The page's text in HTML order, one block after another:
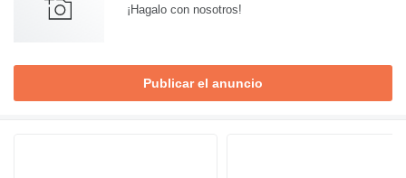
¡Hagalo con nosotros!
Publicar el anuncio